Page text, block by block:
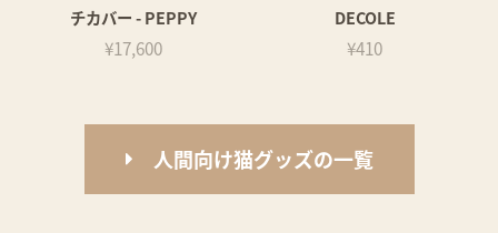
チカバー - PEPPY
¥17,600
DECOLE
¥410
人間向け猫グッズの一覧